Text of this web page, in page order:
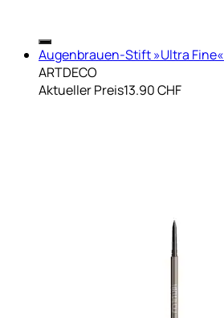
Augenbrauen-Stift »Ultra Fine«
ARTDECO
Aktueller Preis13.90 CHF